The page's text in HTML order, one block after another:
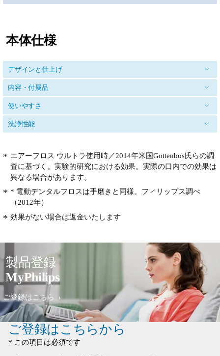
本体仕様
デザインと仕上げ
内容・付属品
使いやすさ
洗浄性能
エアーフロス ウルトラ使用時／2014年米国Gottenbos氏らの調
査に基づく。実験的研究における効果。実際の口内での効果は
異なる場合があります。
* 電動デンタルフロスは手磨きと同様。フィリップス調べ
（2012年）
効果がない場合は返金いたします
製品登録
MyPhilips
ご登録はこちら
ご登録はこちらから
* この項目は必須です